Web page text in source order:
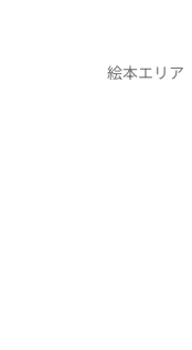
絵本エリア